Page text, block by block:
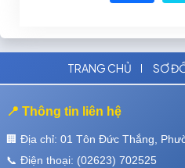
TRANG CHỦ SƠ
📍 Thông tin liên hệ
🏢 Địa chỉ: 01 Tôn Đức Thắng,
📞 Điện thoại: (02623) 702525